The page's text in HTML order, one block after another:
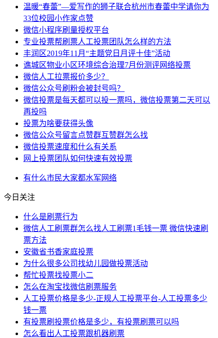
温暖“春蕾”—爱写作的狮子联合杭州市春蕾中学请你为
33位校园小作家点赞
微信小程序刷量授权平台
专业投票帮刷票人工投票团队怎么样的方法
丰润区2019年11月“主题党日月评十佳”活动
谯城区物业小区环境综合治理7月份测评网络投票
微信人工拉票报价多少？
微信公众号刷粉会被封号吗？
微信投票是每天都可以投一票吗，微信投票第二天可以
再投吗
投票为啥要获得头像
微信公众号留言点赞群互赞群怎么找
微信投票速度和什么有关系
网上投票团队如何快速有效投票
有什么市民大家都水军 网络
今日关注
什么是刷票行为
微信人工刷票群怎么找人工刷票1毛钱一票 微信快速刷
票方法
安徽省书香家庭投票
为什么很多公司找幼儿园做投票活动
帮忙投票找投票小二
怎么在淘宝找微信刷票服务
人工投票价格是多少-正规人工投票平台-人工投票多少
钱一票
有投票刷投票价格是多少，有投票刷票可以吗
怎么看出人工投票跟机器刷票